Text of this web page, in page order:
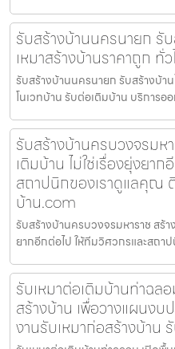
รับสร้างบ้านนครนายก รั
เหมาสร้างบ้านราคาถูก ทั่
รับสร้างบ้านนครนายก รับสร้างบ้า
โนเวทบ้าน รับต่อเติมบ้าน บริการ
รับสร้างบ้านครบวงจรมห
เติมบ้าน ไม่ใช่เรื่องยุ่งยา
สถาปนิกของเราดูแลคุณ
บ้าน.com
รับสร้างบ้านครบวงจรมหาราช สร้า
ยากอีกต่อไป ให้ทีมวิศวกรและสถา
รับเหมาต่อเติมบ้านท่าฉล
สร้างบ้าน เพื่อวางแผนง
งานรับเหมาก่อสร้างบ้าน